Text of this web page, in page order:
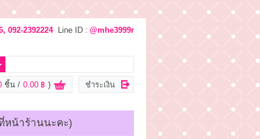
092-2392224 Line ID : @mhe3999r
ชิ้น 0.00 ฿ ) ชำระเงิน
หน้าร้านนะคะ)